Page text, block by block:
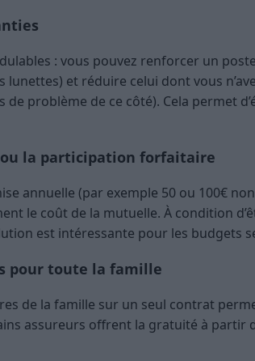
: vous pouvez renforcer un
lunettes) et réduire celui dont vous
de problème de ce côté). Cela permet
la participation forfaitaire
annuelle (par exemple 50 ou 100€
le coût de la mutuelle. À condition
est intéressante pour les budgets
pour toute la famille
de la famille sur un seul contrat
assureurs offrent la gratuité à partir